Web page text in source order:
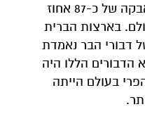
אחרים, הן אחראיות על ההאבקה של כ-87 אחוז
בארצות הברית
דבורי הבר נאמדת
הדבורים הללו היה
בעולם הייתה